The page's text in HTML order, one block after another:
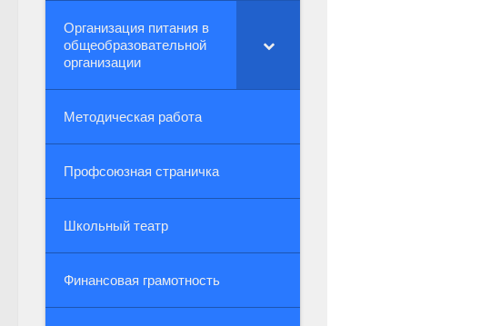
Организация питания в
общеобразовательной
организации
Методическая работа
Профсоюзная страничка
Школьный театр
Финансовая грамотность